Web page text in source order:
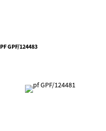
PF GPF/124483